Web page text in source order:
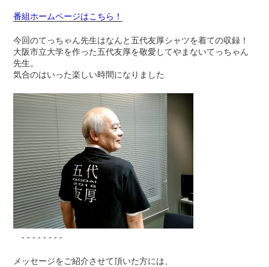
番組ホームページはこちら！
今回のてっちゃん先生はなんと五代友厚シャツを着ての収録！
大阪市立大学を作った五代友厚を敬愛してやまないてっちゃん
先生。
気合のはいった楽しい時間になりました
- - - - - - - -
メッセージをご紹介させて頂いた方には、